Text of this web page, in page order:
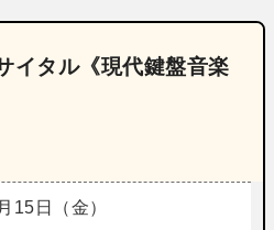
イタル《現代鍵盤音楽
15日（金）